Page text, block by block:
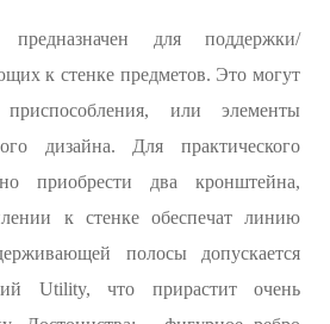
для поддержки/
к стенке предметов. Это могут
или элементы
дизайна. Для практического
приобрести два кронштейна,
к стенке обеспечат линию
полосы допускается
Utility, что прирастит очень